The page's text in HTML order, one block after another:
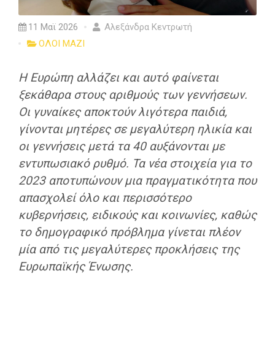
11 Μαϊ 2026
Αλεξάνδρα Κεντρωτή
ΟΛΟΙ ΜΑΖΙ
Η Ευρώπη αλλάζει και αυτό φαίνεται
ξεκάθαρα στους αριθμούς των γεννήσεων.
Οι γυναίκες αποκτούν λιγότερα παιδιά,
γίνονται μητέρες σε μεγαλύτερη ηλικία και
οι γεννήσεις μετά τα 40 αυξάνονται με
εντυπωσιακό ρυθμό. Τα νέα στοιχεία για το
2023 αποτυπώνουν μια πραγματικότητα που
απασχολεί όλο και περισσότερο
κυβερνήσεις, ειδικούς και κοινωνίες, καθώς
το δημογραφικό πρόβλημα γίνεται πλέον
μία από τις μεγαλύτερες προκλήσεις της
Ευρωπαϊκής Ένωσης.